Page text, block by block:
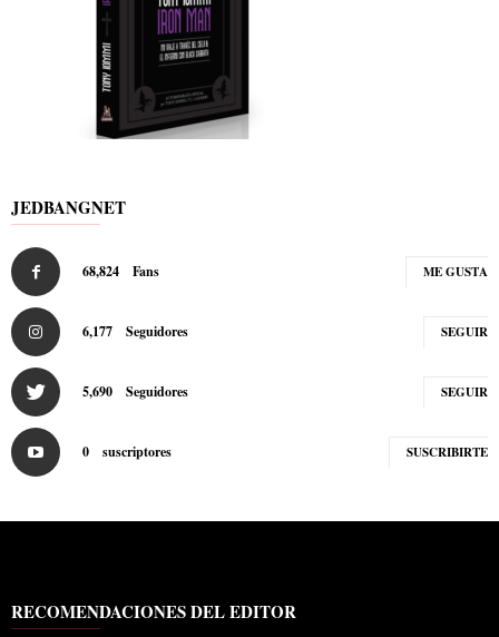
JEDBANGNET
68,824 Fans ME GUSTA
6,177 Seguidores SEGUIR
5,690 Seguidores SEGUIR
0 suscriptores SUSCRIBIRTE
RECOMENDACIONES DEL EDITOR